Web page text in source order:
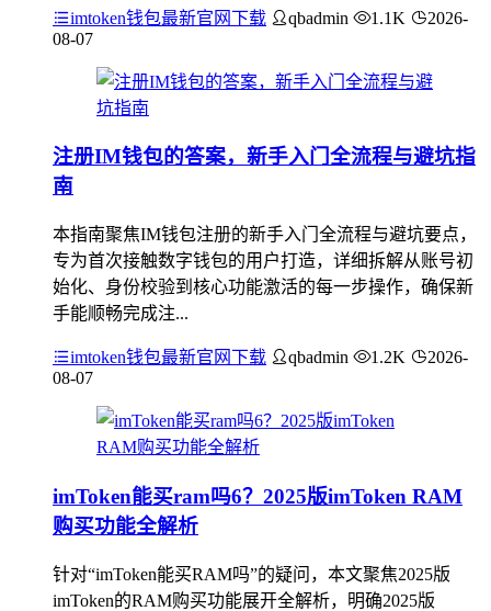
imtoken钱包最新官网下载 qbadmin 1.1K
2026-
08-07
注册IM钱包的答案，新手入门全流程与避坑指
南
本指南聚焦IM钱包注册的新手入门全流程与避坑要点，
专为首次接触数字钱包的用户打造，详细拆解从账号初
始化、身份校验到核心功能激活的每一步操作，确保新
手能顺畅完成注...
imtoken钱包最新官网下载 qbadmin 1.2K
2026-
08-07
imToken能买ram吗6？2025版imToken RAM
购买功能全解析
针对“imToken能买RAM吗”的疑问，本文聚焦2025版
imToken的RAM购买功能展开全解析，明确2025版